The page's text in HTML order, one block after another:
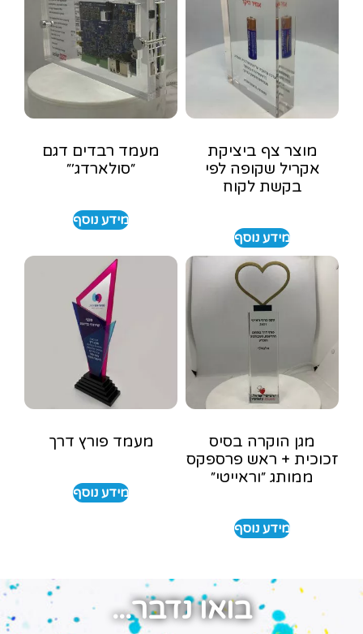
מוצר צף ביציקת
אקריל שקופה לפי
בקשת לקוח
מידע נוסף
מעמד רבדים דגם
״סולארדג׳״
מידע נוסף
מגן הוקרה בסיס
זכוכית + ראש פרספקס
ממותג ״וראייטי״
מידע נוסף
מעמד פורץ דרך
מידע נוסף
בואו נדבר...